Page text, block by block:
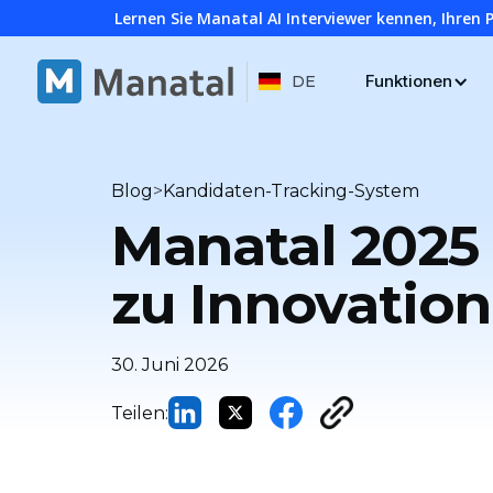
Lernen Sie Manatal AI Interviewer kennen,
DE Funktionen
Blog>Kandidaten-Tracking-System
Manatal
zu
30. Juni 2026
Teilen: